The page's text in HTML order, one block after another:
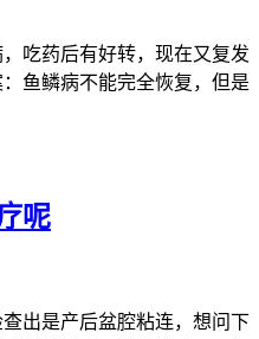
吃药后有好转，现在又复发
鱼鳞病不能完全恢复，但是
呢
出是产后盆腔粘连，想问下